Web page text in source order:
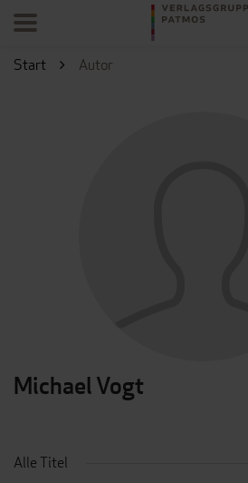
Start Autor
Michael Vogt
Alle Titel